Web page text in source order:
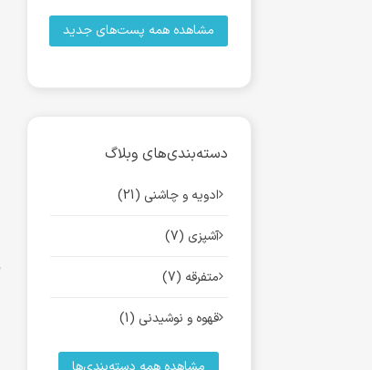
مشاهده همه پست‌های جدید
دسته‌بندی‌های وبلاگ
ادویه و چاشنی (21)
آشپزی (7)
متفرقه (7)
قهوه و نوشیدنی (1)